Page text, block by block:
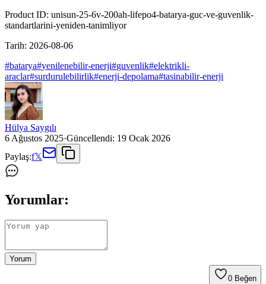
Product ID: unisun-25-6v-200ah-lifepo4-batarya-guc-ve-guvenlik-
standartlarini-yeniden-tanimliyor
Tarih: 2026-08-06
#batarya#yenilenebilir-enerji#guvenlik#elektrikli-
araclar#surdurulebilirlik#enerji-depolama#tasinabilir-enerji
Hülya Saygılı
6 Ağustos 2025·Güncellendi: 19 Ocak 2026
Paylaş:f𝕏
Yorumlar:
Yorum
0 Beğen